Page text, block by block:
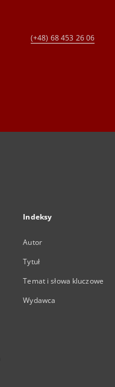
(+48) 68 453 26 06
Indeksy
Autor
Tytuł
Temat i słowa kluczowe
Wydawca